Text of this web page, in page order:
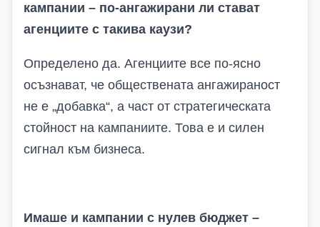
кампании – по-ангажирани ли стават
агенциите с такива каузи?
Определено да. Агенциите все по‑ясно
осъзнават, че обществената ангажираност
не е „добавка“, а част от стратегическата
стойност на кампаниите. Това е и силен
сигнал към бизнеса.
Имаше и кампании с нулев бюджет –